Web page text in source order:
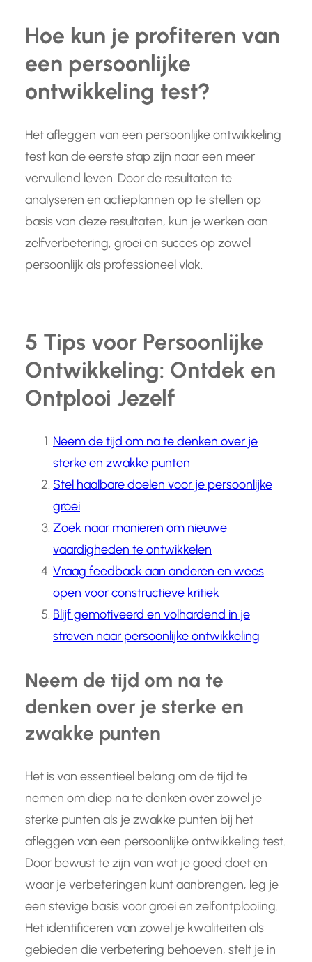
Hoe kun je profiteren van
een persoonlijke
ontwikkeling test?
Het afleggen van een persoonlijke ontwikkeling
test kan de eerste stap zijn naar een meer
vervullend leven. Door de resultaten te
analyseren en actieplannen op te stellen op
basis van deze resultaten, kun je werken aan
zelfverbetering, groei en succes op zowel
persoonlijk als professioneel vlak.
5 Tips voor Persoonlijke
Ontwikkeling: Ontdek en
Ontplooi Jezelf
Neem de tijd om na te denken over je
sterke en zwakke punten
Stel haalbare doelen voor je persoonlijke
groei
Zoek naar manieren om nieuwe
vaardigheden te ontwikkelen
Vraag feedback aan anderen en wees
open voor constructieve kritiek
Blijf gemotiveerd en volhardend in je
streven naar persoonlijke ontwikkeling
Neem de tijd om na te
denken over je sterke en
zwakke punten
Het is van essentieel belang om de tijd te
nemen om diep na te denken over zowel je
sterke punten als je zwakke punten bij het
afleggen van een persoonlijke ontwikkeling test.
Door bewust te zijn van wat je goed doet en
waar je verbeteringen kunt aanbrengen, leg je
een stevige basis voor groei en zelfontplooiing.
Het identificeren van zowel je kwaliteiten als
gebieden die verbetering behoeven, stelt je in